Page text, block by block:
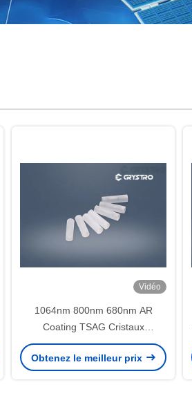
Vidéo
1064nm 800nm 680nm AR
Coating TSAG Cristaux
optiquement actifs
Obtenez le meilleur prix